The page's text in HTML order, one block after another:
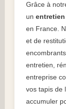
Grâce à
un
en France.
et de
entretien,
entreprise
vos tapis de
accumuler